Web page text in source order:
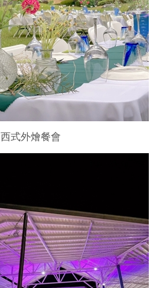
西式外燴餐會